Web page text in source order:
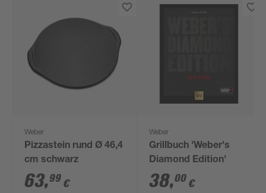
Weber
Pizzastein rund Ø 46,4
cm schwarz
63,99 €
Weber
Grillbuch 'Weber's
Diamond Edition'
38,00 €